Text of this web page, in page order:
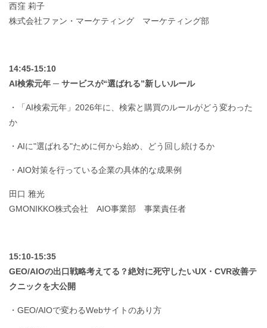
西窪 莉子
株式会社ファン・マーケティング マーケティング部
14:45-15:10
AI検索元年 ─ サービスが“選ばれる”新しいルール
・「AI検索元年」2026年に、検索と購買のルールがどう変わった
か
・AIに"選ばれる"ために何から始め、どう回し続けるか
・AIO対策を行っている企業の具体的な成果例
田口 雅光
GMONIKKO株式会社 AIO事業部 事業責任者
15:10-15:35
GEO/AIOの出口戦略考えてる？絶対に死守したいUX・CVR改善テ
クニックを大公開
・GEO/AIOで変わるWebサイトのあり方